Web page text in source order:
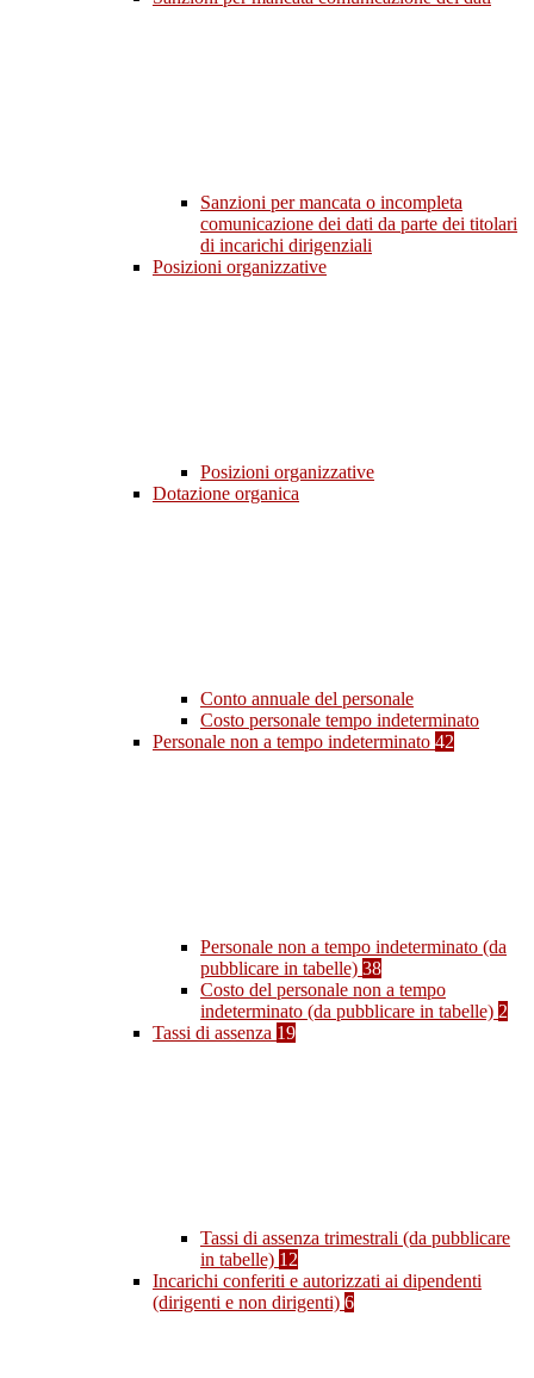
Sanzioni per mancata o incompleta
comunicazione dei dati da parte dei titolari
di incarichi dirigenziali
Posizioni organizzative
Posizioni organizzative
Dotazione organica
Conto annuale del personale
Costo personale tempo indeterminato
Personale non a tempo indeterminato 42
Personale non a tempo indeterminato (da
pubblicare in tabelle) 38
Costo del personale non a tempo
indeterminato (da pubblicare in tabelle) 2
Tassi di assenza 19
Tassi di assenza trimestrali (da pubblicare
in tabelle) 12
Incarichi conferiti e autorizzati ai dipendenti
(dirigenti e non dirigenti) 6